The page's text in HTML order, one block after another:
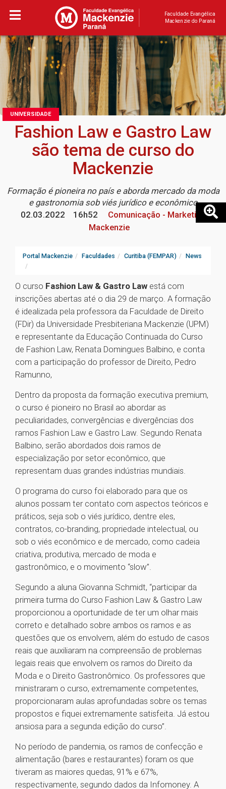
Faculdade Evangélica
Mackenzie do Paraná
UNIVERSIDADE
Fashion Law e Gastro Law
são tema de curso do
Mackenzie
Formação é pioneira no país e aborda mercado da moda
e gastronomia sob viés jurídico e econômico
02.03.2022
16h52
Comunicação - Marketing
Mackenzie
Portal Mackenzie Faculdades Curitiba (FEMPAR) News
O curso Fashion Law & Gastro Law está com
inscrições abertas até o dia 29 de março. A formação
é idealizada pela professora da Faculdade de Direito
(FDir) da Universidade Presbiteriana Mackenzie (UPM)
e representante da Educação Continuada do Curso
de Fashion Law, Renata Domingues Balbino, e conta
com a participação do professor de Direito, Pedro
Ramunno,
Dentro da proposta da formação executiva premium,
o curso é pioneiro no Brasil ao abordar as
peculiaridades, convergências e divergências dos
ramos Fashion Law e Gastro Law. Segundo Renata
Balbino, serão abordados dois ramos de
especialização por setor econômico, que
representam duas grandes indústrias mundiais.
O programa do curso foi elaborado para que os
alunos possam ter contato com aspectos teóricos e
práticos, seja sob o viés jurídico, dentre eles,
contratos, co-branding, propriedade intelectual, ou
sob o viés econômico e de mercado, como cadeia
criativa, produtiva, mercado de moda e
gastronômico, e o movimento “slow”.
Segundo a aluna Giovanna Schmidt, “participar da
primeira turma do Curso Fashion Law & Gastro Law
proporcionou a oportunidade de ter um olhar mais
correto e detalhado sobre ambos os ramos e as
questões que os envolvem, além do estudo de casos
reais que auxiliaram na compreensão de problemas
legais reais que envolvem os ramos do Direito da
Moda e o Direito Gastronômico. Os professores que
ministraram o curso, extremamente competentes,
proporcionaram aulas aprofundadas sobre os temas
propostos e fiquei extremamente satisfeita. Já estou
ansiosa para a segunda edição do curso”.
No período de pandemia, os ramos de confecção e
alimentação (bares e restaurantes) foram os que
tiveram as maiores quedas, 91% e 67%,
respectivamente, segundo dados da Infomoney. A